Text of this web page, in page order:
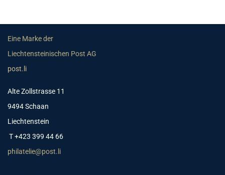
Eine Marke der
Liechtensteinischen Post AG
post.li
Alte Zollstrasse 11
9494 Schaan
Liechtenstein
T +423 399 44 66
philatelie@post.li